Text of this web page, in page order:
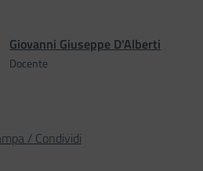
Giovanni Giuseppe D'Alberti
Docente
/ Condividi